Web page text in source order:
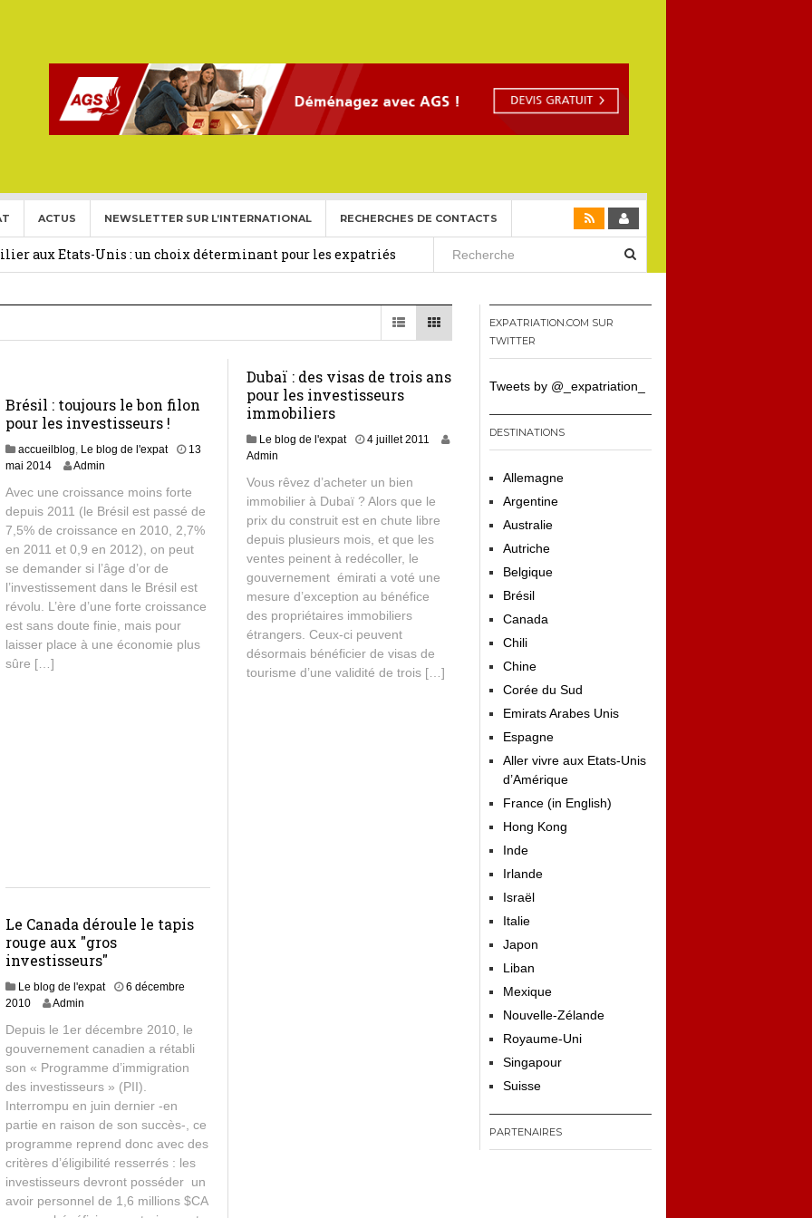
ACTUS NEWSLETTER SUR L’INTERNATIONAL RECHERCHES DE CONTACTS
aux Etats Unis pour l’année 2026-2027. 27 février 2026
aux Etats-Unis : un choix déterminant pour les expatriés
Expatriés
Card)
Brésil : toujours le bon filon
pour les investisseurs !
accueilblog, Le blog de l'expat
13
mai 20141
m
a
i
2
4
Admin
Avec une croissance moins forte
depuis 2011 (le Brésil est passé de
7,5% de croissance en 2010, 2,7%
en 2011 et 0,9 en 2012), on peut
se demander si l’âge d’or de
l’investissement dans le Brésil est
révolu. L’ère d’une forte croissance
est sans doute finie, mais pour
laisser place à une économie plus
sûre […]
Dubaï : des visas de trois ans
pour les investisseurs
immobiliers
Le blog de l'expat
4 juillet 2011
Admin
Vous rêvez d’acheter un bien
immobilier à Dubaï ? Alors que le
prix du construit est en chute libre
depuis plusieurs mois, et que les
ventes peinent à redécoller, le
gouvernement émirati a voté une
mesure d’exception au bénéfice
des propriétaires immobiliers
étrangers. Ceux-ci peuvent
désormais bénéficier de visas de
tourisme d’une validité de trois […]
Le Canada déroule le tapis
rouge aux "gros
investisseurs"
Le blog de l'expat
6 décembre
2010
Admin
Depuis le 1er décembre 2010, le
gouvernement canadien a rétabli
son « Programme d’immigration
des investisseurs » (PII).
Interrompu en juin dernier -en
partie en raison de son succès-, ce
programme reprend donc avec des
critères d’éligibilité resserrés : les
investisseurs devront posséder un
avoir personnel de 1,6 millions $CA
EXPATRIATION.COM SUR
TWITTER
Tweets by @_expatriation_
DESTINATIONS
Allemagne
Argentine
Australie
Autriche
Belgique
Brésil
Canada
Chili
Chine
Corée du Sud
Emirats Arabes Unis
Espagne
Aller vivre aux Etats-Unis
d’Amérique
France (in English)
Hong Kong
Inde
Irlande
Israël
Italie
Japon
Liban
Mexique
Nouvelle-Zélande
Royaume-Uni
Singapour
Suisse
PARTENAIRES